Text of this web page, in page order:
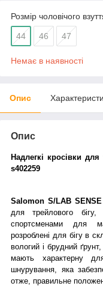
Розмір чоловічого
44 46 47
Немає в наявності
Опис
Опис
Надлегкі кросівки
s402259
Salomon S/LAB
для трейлового бігу,
спортсменами для
розроблені для бігу в
вологий і брудний
мають характерну
шнурування, яка
отже, правильне